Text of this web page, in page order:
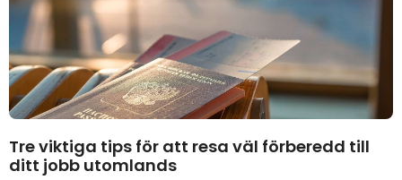
Tre viktiga tips för att resa väl förberedd till
ditt jobb utomlands